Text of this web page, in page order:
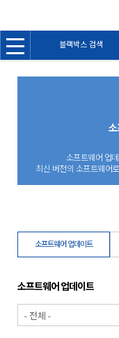
블랙박스 검색
소
소프트웨어 업
최신 버전의 소프트웨어
소프트웨어 업데이트
소프트웨어 업데이트